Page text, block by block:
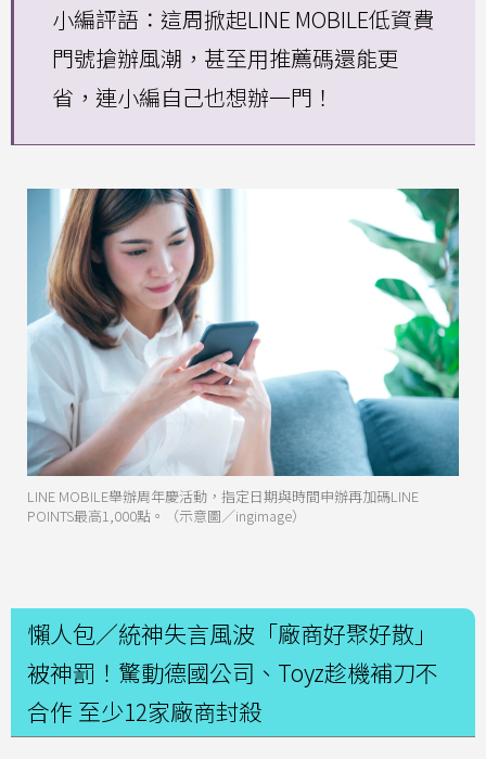
小編評語：這周掀起LINE MOBILE低資費
門號搶辦風潮，甚至用推薦碼還能更
省，連小編自己也想辦一門！
LINE MOBILE舉辦周年慶活動，指定日期與時間申辦再加碼LINE
POINTS最高1,000點。（示意圖／ingimage）
懶人包／統神失言風波「廠商好聚好散」
被神罰！驚動德國公司、Toyz趁機補刀不
合作 至少12家廠商封殺